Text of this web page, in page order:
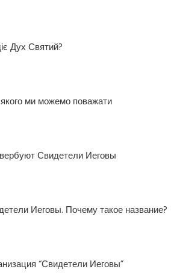
Дух Святий?
ми можемо поважати
Свидетели Иеговы
Иеговы. Почему такое название?
“Свидетели Иеговы”